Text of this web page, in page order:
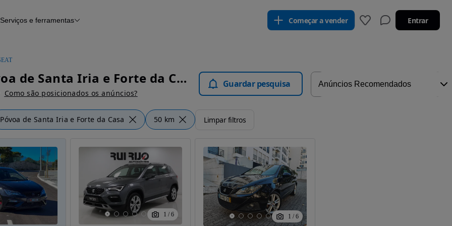
Serviços e ferramentas Começar a vender Entrar
SEAT Póvoa de Santa Iria e Forte da Casa - Carros
Como são posicionados os anúncios?
Guardar pesquisa
Póvoa de Santa Iria e Forte da Casa 50 km Limpar filtros
1 / 6 1 / 6